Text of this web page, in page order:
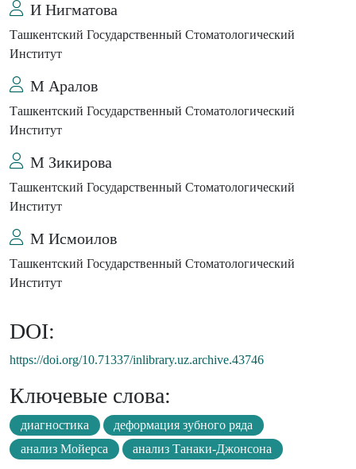
И Нигматова
Ташкентский Государственный Стоматологический
Институт
М Аралов
Ташкентский Государственный Стоматологический
Институт
М Зикирова
Ташкентский Государственный Стоматологический
Институт
М Исмоилов
Ташкентский Государственный Стоматологический
Институт
DOI:
https://doi.org/10.71337/inlibrary.uz.archive.43746
Ключевые слова:
диагностика
деформация зубного ряда
анализ Мойерса
анализ Танаки-Джонсона